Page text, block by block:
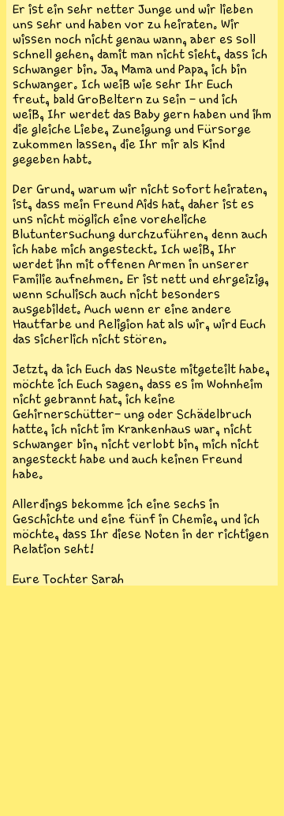
Er ist ein sehr netter Junge und wir lieben
uns sehr und haben vor zu heiraten. Wir
wissen noch nicht genau wann, aber es soll
schnell gehen, damit man nicht sieht, dass ich
schwanger bin. Ja, Mama und Papa, ich bin
schwanger. Ich weiß wie sehr Ihr Euch
freut, bald Großeltern zu sein - und ich
weiß, Ihr werdet das Baby gern haben und ihm
die gleiche Liebe, Zuneigung und Fürsorge
zukommen lassen, die Ihr mir als Kind
gegeben habt.
Der Grund, warum wir nicht sofort heiraten,
ist, dass mein Freund Aids hat, daher ist es
uns nicht möglich eine voreheliche
Blutuntersuchung durchzuführen, denn auch
ich habe mich angesteckt. Ich weiß, Ihr
werdet ihn mit offenen Armen in unserer
Familie aufnehmen. Er ist nett und ehrgeizig,
wenn schulisch auch nicht besonders
ausgebildet. Auch wenn er eine andere
Hautfarbe und Religion hat als wir, wird Euch
das sicherlich nicht stören.
Jetzt, da ich Euch das Neuste mitgeteilt habe,
möchte ich Euch sagen, dass es im Wohnheim
nicht gebrannt hat, ich keine
Gehirnerschütter- ung oder Schädelbruch
hatte, ich nicht im Krankenhaus war, nicht
schwanger bin, nicht verlobt bin, mich nicht
angesteckt habe und auch keinen Freund
habe.
Allerdings bekomme ich eine sechs in
Geschichte und eine fünf in Chemie, und ich
möchte, dass Ihr diese Noten in der richtigen
Relation seht!
Eure Tochter Sarah